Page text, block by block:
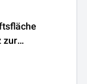
zur